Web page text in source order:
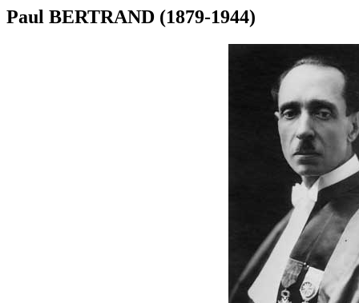
Paul BERTRAND (1879-1944)